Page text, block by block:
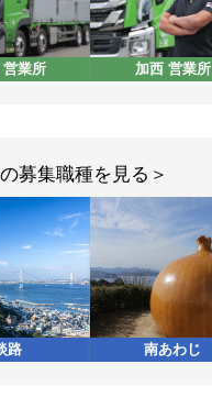
業所 加西 営業所
募集職種を見る
路 南あわじ